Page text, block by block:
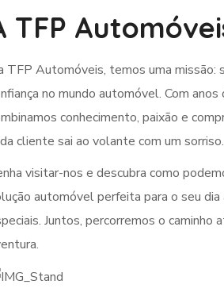
TFP
TFP Automóveis, temos uma missão:
no mundo automóvel. Com
conhecimento, paixão e
cliente sai ao volante com um sorriso.
visitar-nos e descubra como
automóvel perfeita para o seu
Juntos, percorremos o caminho